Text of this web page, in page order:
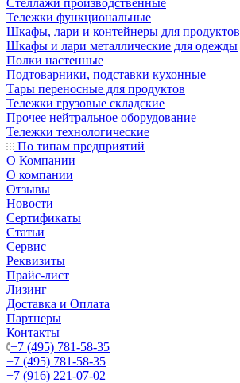
Стеллажи производственные
Тележки функциональные
Шкафы, лари и контейнеры для продуктов
Шкафы и лари металлические для одежды
Полки настенные
Подтоварники, подставки кухонные
Тары переносные для продуктов
Тележки грузовые складские
Прочее нейтральное оборудование
Тележки технологические
По типам предприятий
О Компании
О компании
Отзывы
Новости
Сертификаты
Статьи
Сервис
Реквизиты
Прайс-лист
Лизинг
Доставка и Оплата
Партнеры
Контакты
+7 (495) 781-58-35
+7 (495) 781-58-35
+7 (916) 221-07-02